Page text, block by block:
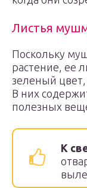
Листья
Поскольку
растение, ее
зеленый
В них
полезных
К